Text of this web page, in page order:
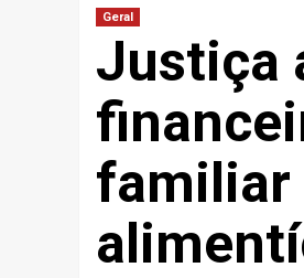
Geral
Justiça
familiar